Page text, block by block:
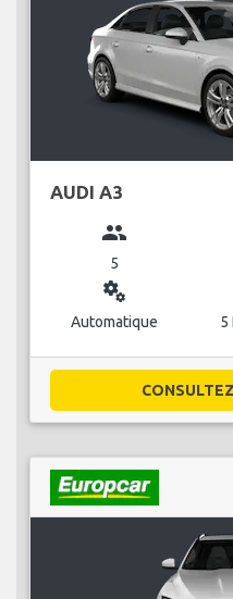
AUDI A3
group
5
miscellaneous_services
Automatique 5